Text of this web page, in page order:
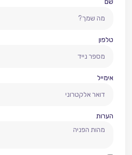
שם
טלפון
אימייל
הערות